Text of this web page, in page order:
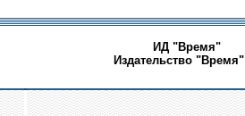
ИД "Время"
Издательство "Время"